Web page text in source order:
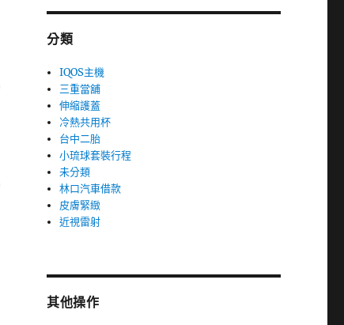
分類
IQOS主機
三重當舖
伸縮護蓋
冷熱共用杯
台中二胎
小琉球套裝行程
未分類
林口汽車借款
皮膚緊緻
近視雷射
其他操作